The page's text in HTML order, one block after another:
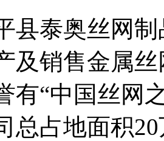
泰奥丝网制
及销售金属
有“中国丝网
总占地面积